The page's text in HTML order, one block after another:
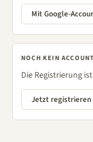
Mit Google-
NOCH KEIN
Die Registrierung
Jetzt registrieren